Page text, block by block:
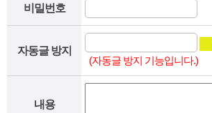
비밀번호
자동글 방지
(자동글 방지 기능입니다.)
내용